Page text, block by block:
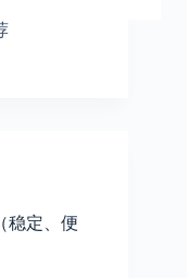
稳定、便